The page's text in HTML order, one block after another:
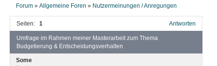
Forum »Allgemeine Foren » Nutzermeinungen / Anregungen
Seiten: 1 Antworten
Umfrage im Rahmen meiner Masterarbeit zum Thema
Budgetierung & Entscheidungsverhalten
Some